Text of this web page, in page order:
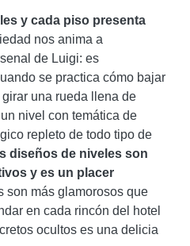
y cada piso presenta
nos anima a
de Luigi: es
se practica cómo bajar
una rueda llena de
nivel con temática de
repleto de todo tipo de
diseños de niveles son
y es un placer
son más glamorosos que
en cada rincón del hotel
ocultos es una delicia